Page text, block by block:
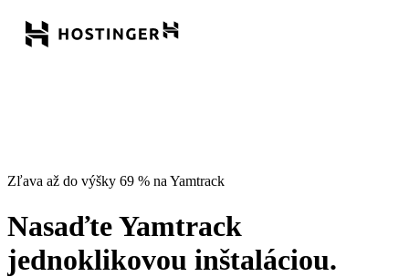
Zľava až do výšky 69 % na Yamtrack
Nasaďte Yamtrack
jednoklikovou inštaláciou.